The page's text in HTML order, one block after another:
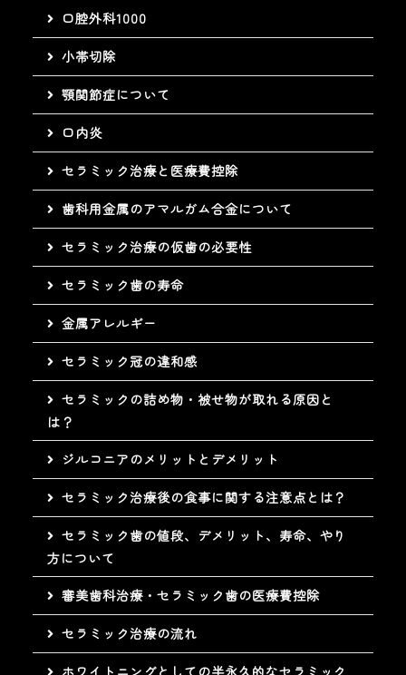
口腔外科1000
小帯切除
顎関節症について
口内炎
セラミック治療と医療費控除
歯科用金属のアマルガム合金について
セラミック治療の仮歯の必要性
セラミック歯の寿命
金属アレルギー
セラミック冠の違和感
セラミックの詰め物・被せ物が取れる原因と
は？
ジルコニアのメリットとデメリット
セラミック治療後の食事に関する注意点とは？
セラミック歯の値段、デメリット、寿命、やり
方について
審美歯科治療・セラミック歯の医療費控除
セラミック治療の流れ